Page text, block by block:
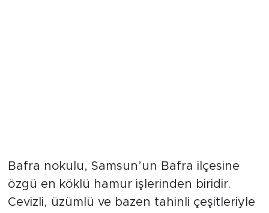
Bafra nokulu, Samsun’un Bafra ilçesine
özgü en köklü hamur işlerinden biridir.
Cevizli, üzümlü ve bazen tahinli çeşitleriyle